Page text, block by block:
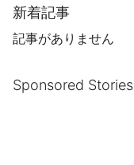
新着記事
記事がありません
Sponsored Stories